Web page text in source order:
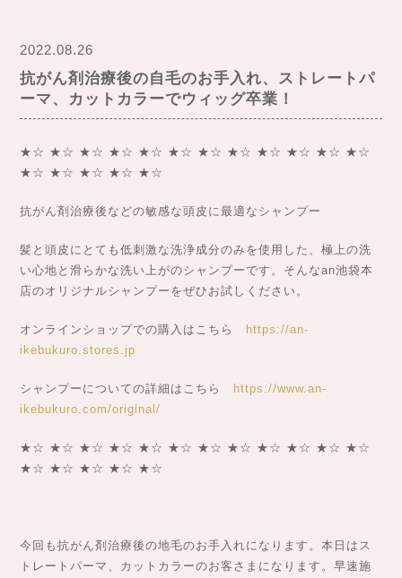
2022.08.26
抗がん剤治療後の自毛のお手入れ、ストレートパ
ーマ、カットカラーでウィッグ卒業！
★☆ ★☆ ★☆ ★☆ ★☆ ★☆ ★☆ ★☆ ★☆ ★☆ ★☆ ★☆
★☆ ★☆ ★☆ ★☆ ★☆
抗がん剤治療後などの敏感な頭皮に最適なシャンプー
髪と頭皮にとても低刺激な洗浄成分のみを使用した、極上の洗
い心地と滑らかな洗い上がのシャンプーです。そんなan池袋本
店のオリジナルシャンプーをぜひお試しください。
オンラインショップでの購入はこちら https://an-
ikebukuro.stores.jp
シャンプーについての詳細はこちら https://www.an-
ikebukuro.com/original/
★☆ ★☆ ★☆ ★☆ ★☆ ★☆ ★☆ ★☆ ★☆ ★☆ ★☆ ★☆
★☆ ★☆ ★☆ ★☆ ★☆
今回も抗がん剤治療後の地毛のお手入れになります。本日はス
トレートパーマ、カットカラーのお客さまになります。早速施